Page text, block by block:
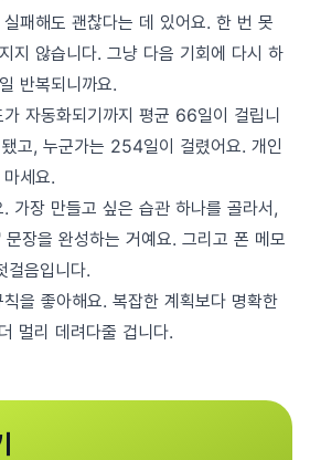
패해도 괜찮다는 데 있어요. 한 번 못
지 않습니다. 그냥 다음 기회에 다시 하
반복되니까요.
자동화되기까지 평균 66일이 걸립니
고, 누군가는 254일이 걸렸어요. 개인
세요.
가장 만들고 싶은 습관 하나를 골라서,
문장을 완성하는 거예요. 그리고 폰 메모
걸음입니다.
을 좋아해요. 복잡한 계획보다 명확한
멀리 데려다줄 겁니다.